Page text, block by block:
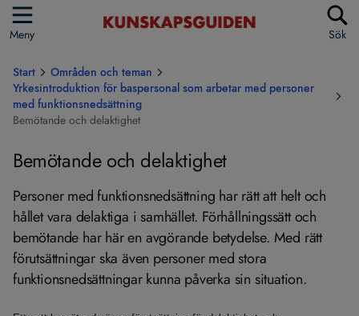
Meny Sök
Start
Områden och teman
Yrkesintroduktion för baspersonal som arbetar med personer
med funktionsnedsättning
Bemötande och delaktighet
Bemötande och delaktighet
Personer med funktionsnedsättning har rätt att helt och
hållet vara delaktiga i samhället. Förhållningssätt och
bemötande har här en avgörande betydelse. Med rätt
förutsättningar ska även personer med stora
funktionsnedsättningar kunna påverka sin situation.